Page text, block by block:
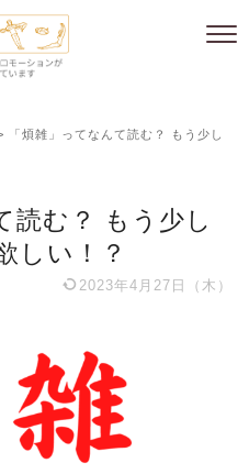
「煩雑」ってなんて読む？ もう少し
読む？ もう少し
しい！？
2023年4月27日（木）